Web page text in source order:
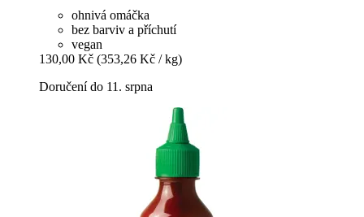
ohnivá omáčka
bez barviv a příchutí
vegan
130,00 Kč (353,26 Kč / kg)
Doručení do 11. srpna